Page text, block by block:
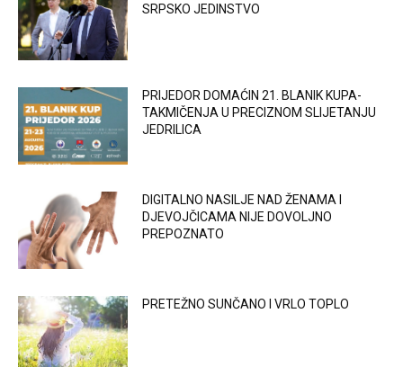
SRPSKO JEDINSTVO
PRIJEDOR DOMAĆIN 21. BLANIK KUPA-
TAKMIČENJA U PRECIZNOM SLIJETANJU
JEDRILICA
DIGITALNO NASILJE NAD ŽENAMA I
DJEVOJČICAMA NIJE DOVOLJNO
PREPOZNATO
PRETEŽNO SUNČANO I VRLO TOPLO